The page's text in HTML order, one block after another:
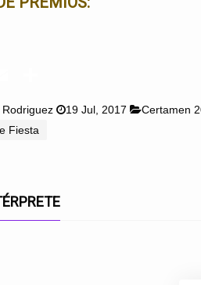
19 Jul, 2017
Certamen
Fiesta